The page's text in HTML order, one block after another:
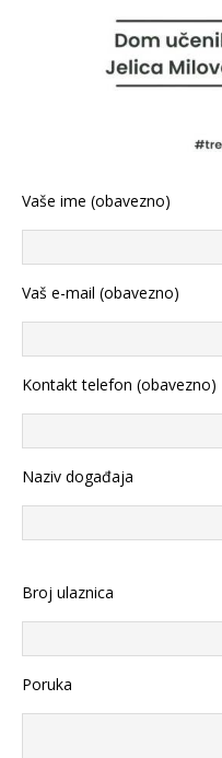
Vaše ime (obavezno)
Vaš e-mail (obavezno)
Kontakt telefon (obavezno)
Naziv događaja
Broj ulaznica
Poruka